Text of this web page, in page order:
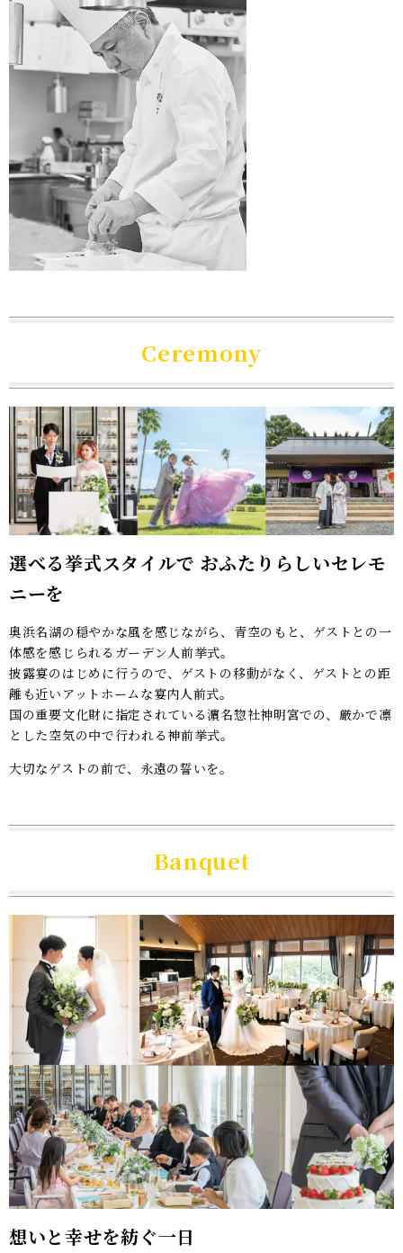
Ceremony
選べる挙式スタイルで おふたりらしいセレモ
ニーを
奥浜名湖の穏やかな風を感じながら、青空のもと、ゲストとの一
体感を感じられるガーデン人前挙式。
披露宴のはじめに行うので、ゲストの移動がなく、ゲストとの距
離も近いアットホームな宴内人前式。
国の重要文化財に指定されている濵名惣社神明宮での、厳かで凛
とした空気の中で行われる神前挙式。
大切なゲストの前で、永遠の誓いを。
Banquet
想いと幸せを紡ぐ一日